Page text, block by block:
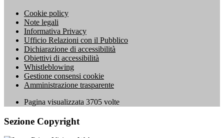
Cookie policy
Note legali
Informativa Privacy
Ufficio Relazioni con il Pubblico
Dichiarazione di accessibilità
Obiettivi di accessibilità
Whistleblowing
Gestione consensi cookie
Amministrazione trasparente
Pagina visualizzata 3705 volte
Sezione Copyright